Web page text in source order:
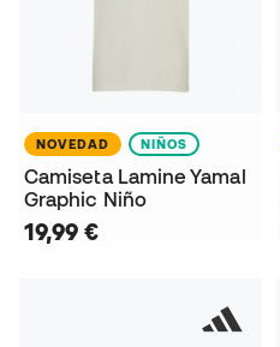
NOVEDAD NIÑOS
Camiseta Lamine Yamal
Graphic Niño
19,99 €